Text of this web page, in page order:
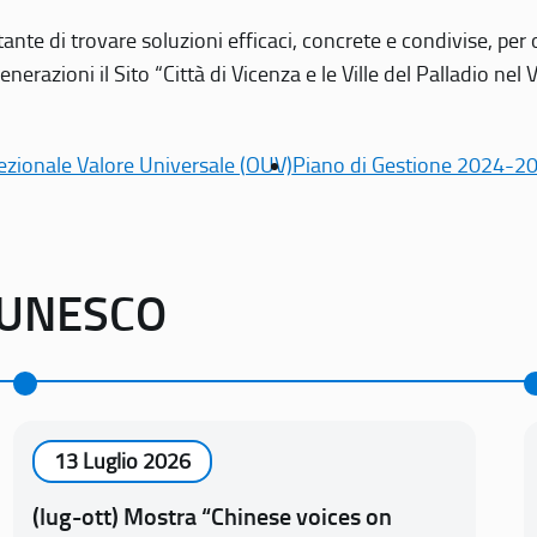
di trovare soluzioni efficaci, concrete e condivise,
il Sito “Città di Vicenza e le Ville del Palladio nel
Valore Universale (OUV)Piano di Gestione 2024-
13 Luglio 2026
(lug-ott) Mostra “Chinese voices on